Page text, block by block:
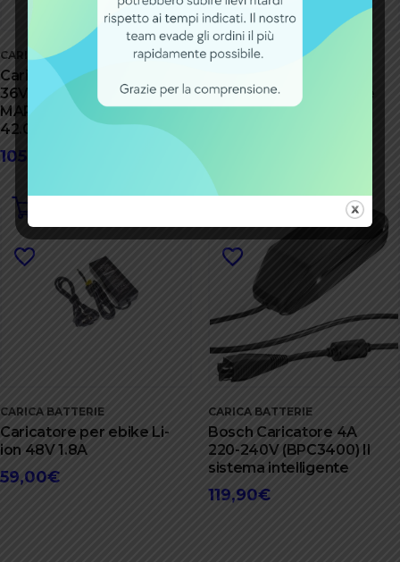
CARICA BATTERIE
Caricabatterie TranzX
36V CH-02 di
MARATRON –
42.0V/2.0A
105,00
CARICA BATTERIE
36V 2A con connettore
Rosenberger
CARICA BATTERIE
Caricatore per ebike Li-
ion 48V 1.8A
59,00€
CARICA BATTERIE
Bosch Caricatore 4A
220-240V (BPC3400) Il
sistema intelligente
119,90€